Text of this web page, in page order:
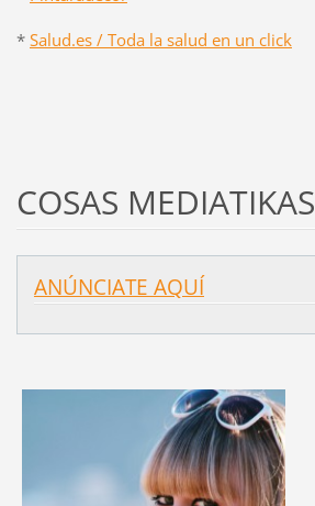
* Salud.es / Toda la salud en un click
COSAS MEDIATIKAS
ANÚNCIATE AQUÍ